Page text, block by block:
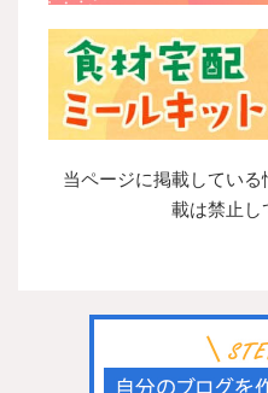
当ページに掲載してい
載は禁止し